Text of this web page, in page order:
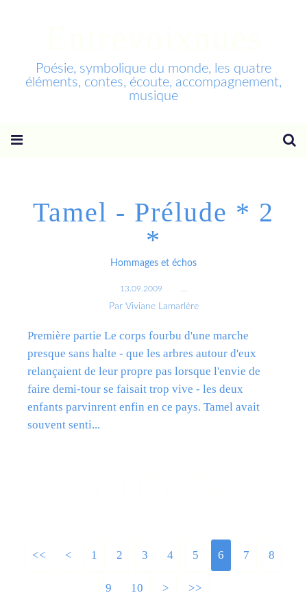
Poésie, symbolique du monde, les quatre
éléments, contes, écoute, accompagnement,
musique
Tamel - Prélude * 2
*
Hommages et échos
13.09.2009
Par Viviane Lamarlère
Première partie Le corps fourbu d'une marche
presque sans halte - que les arbres autour d'eux
relançaient de leur propre pas lorsque l'envie de
faire demi-tour se faisait trop vive - les deux
enfants parvinrent enfin en ce pays. Tamel avait
souvent senti...
<< < 1 2 3 4 5 6 7 8
9 10 > >>